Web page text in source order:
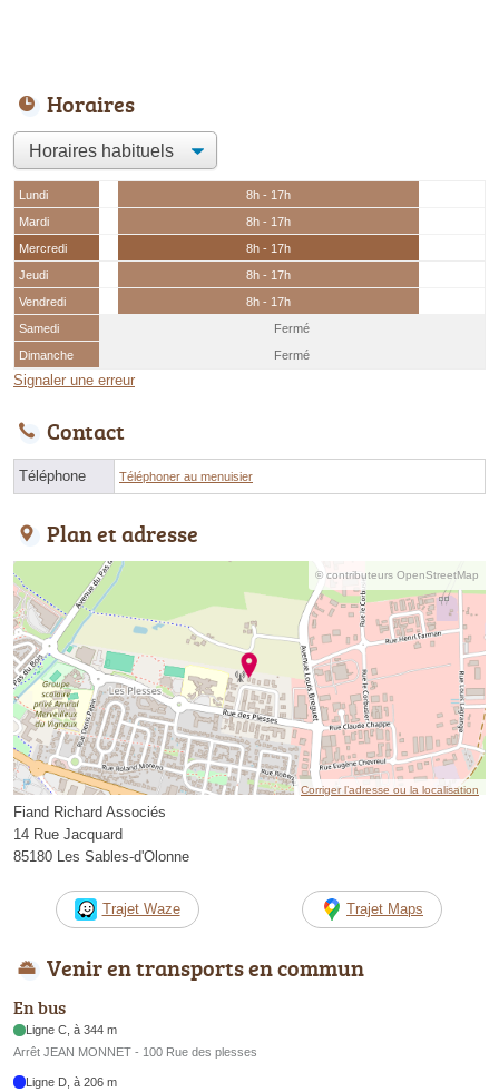
Horaires
Lundi
8h - 17h
Mardi
8h - 17h
Mercredi
8h - 17h
Jeudi
8h - 17h
Vendredi
8h - 17h
Samedi
Fermé
Dimanche
Fermé
Signaler une erreur
Contact
Téléphone Téléphoner au menuisier
Plan et adresse
© contributeurs OpenStreetMap
Corriger l’adresse ou la localisation
Fiand Richard Associés
14 Rue Jacquard
85180 Les Sables-d'Olonne
Trajet Waze Trajet Maps
Venir en transports en commun
En bus
Ligne C, à 344 m
Arrêt JEAN MONNET - 100 Rue des plesses
Ligne D, à 206 m